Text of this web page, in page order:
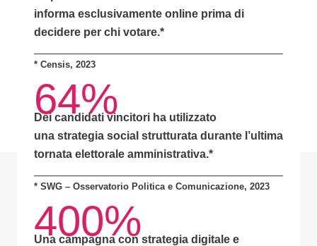
informa esclusivamente online prima di
decidere per chi votare.*
* Censis, 2023
64%
Dei candidati vincitori ha utilizzato
una strategia social strutturata durante l’ultima
tornata elettorale amministrativa.*
* SWG – Osservatorio Politica e Comunicazione, 2023
400%
Una campagna con strategia digitale e